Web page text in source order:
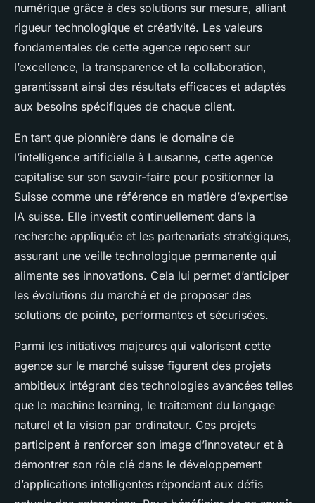
numérique grâce à des solutions sur mesure, alliant
rigueur technologique et créativité. Les valeurs
fondamentales de cette agence reposent sur
l’excellence, la transparence et la collaboration,
garantissant ainsi des résultats efficaces et adaptés
aux besoins spécifiques de chaque client.
En tant que pionnière dans le domaine de
l’intelligence artificielle à Lausanne, cette agence
capitalise sur son savoir-faire pour positionner la
Suisse comme une référence en matière d’expertise
IA suisse. Elle investit continuellement dans la
recherche appliquée et les partenariats stratégiques,
assurant une veille technologique permanente qui
alimente ses innovations. Cela lui permet d’anticiper
les évolutions du marché et de proposer des
solutions de pointe, performantes et sécurisées.
Parmi les initiatives majeures qui valorisent cette
agence sur le marché suisse figurent des projets
ambitieux intégrant des technologies avancées telles
que le machine learning, le traitement du langage
naturel et la vision par ordinateur. Ces projets
participent à renforcer son image d’innovateur et à
démontrer son rôle clé dans le développement
d’applications intelligentes répondant aux défis